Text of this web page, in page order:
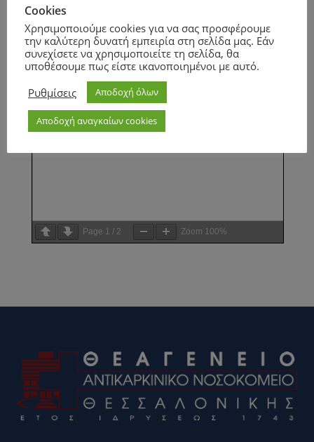
Page 1 / 2 Zoom 100%
Cookies
Χρησιμοποιούμε cookies για να σας προσφέρουμε
την καλύτερη δυνατή εμπειρία στη σελίδα μας. Εάν
συνεχίσετε να χρησιμοποιείτε τη σελίδα, θα
υποθέσουμε πως είστε ικανοποιημένοι με αυτό.
Ρυθμίσεις
Αποδοχή όλων
Αποδοχή αναγκαίων cookies